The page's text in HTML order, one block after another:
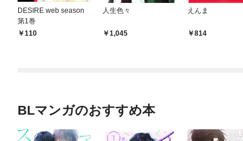
DESIRE web season
第1巻
110
人生色々
1,045
えんま
814
BLマンガのおすすめ本